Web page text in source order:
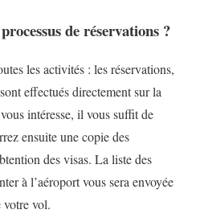
de réservations ?
les activités : les réservations,
effectués directement sur la
intéresse, il vous suffit de
ensuite une copie des
des visas. La liste des
à l’aéroport vous sera envoyée
votre vol.